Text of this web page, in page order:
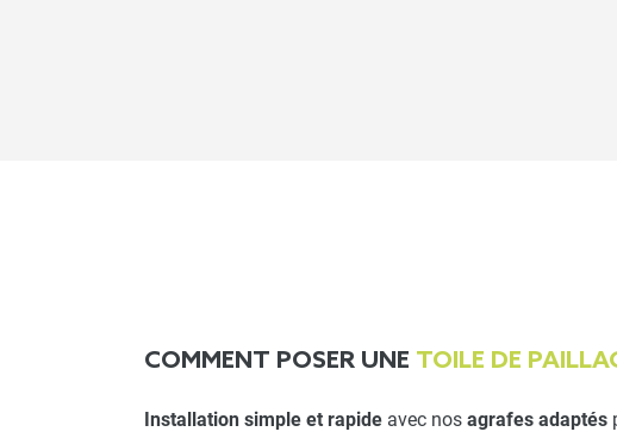
COMMENT POSER UNE TOILE DE
Installation simple et rapide avec nos agrafes adaptés